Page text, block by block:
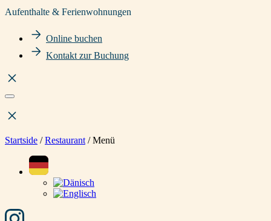
Aufenthalte & Ferienwohnungen
Online buchen
Kontakt zur Buchung
Startside /Restaurant /Menü